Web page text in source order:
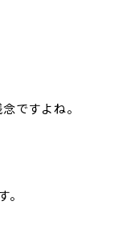
ですよね。